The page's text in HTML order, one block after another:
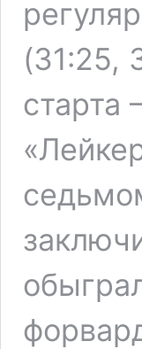
(31:25,
старта